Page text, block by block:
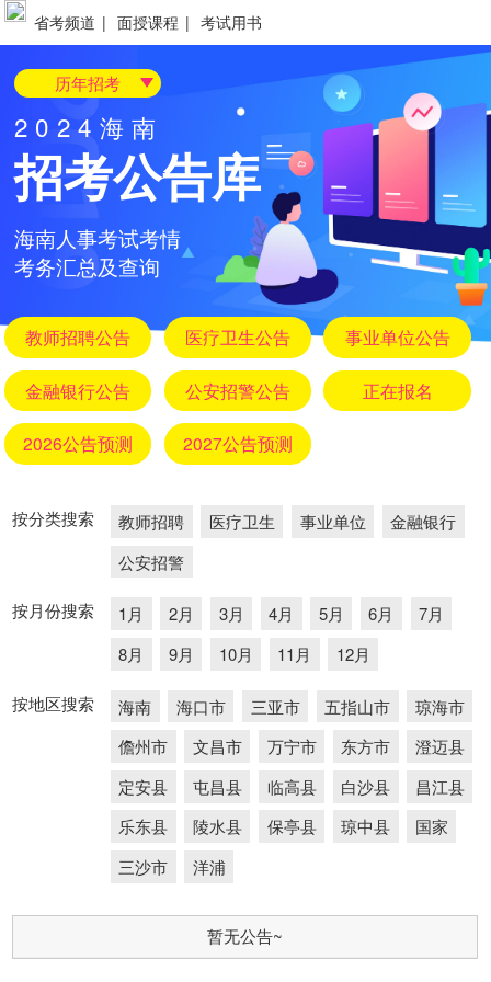
省考频道 | 面授课程 | 考试用书
历年招考
2024海南
招考公告库
海南人事考试考情
考务汇总及查询
教师招聘公告 医疗卫生公告 事业单位公告
金融银行公告 公安招警公告 正在报名
2026公告预测 2027公告预测
按分类搜索 教师招聘 医疗卫生 事业单位
金融银行
公安招警
按月份搜索 1月 2月 3月 4月 5月 6月
7月
8月
9月 10月 11月 12月
按地区搜索 海南 海口市 三亚市 五指山市
琼海市
儋州市
文昌市 万宁市 东方市
澄迈县
定安县
屯昌县 临高县 白沙县
昌江县
乐东县
陵水县 保亭县 琼中县
国家
三沙市
洋浦
暂无公告~